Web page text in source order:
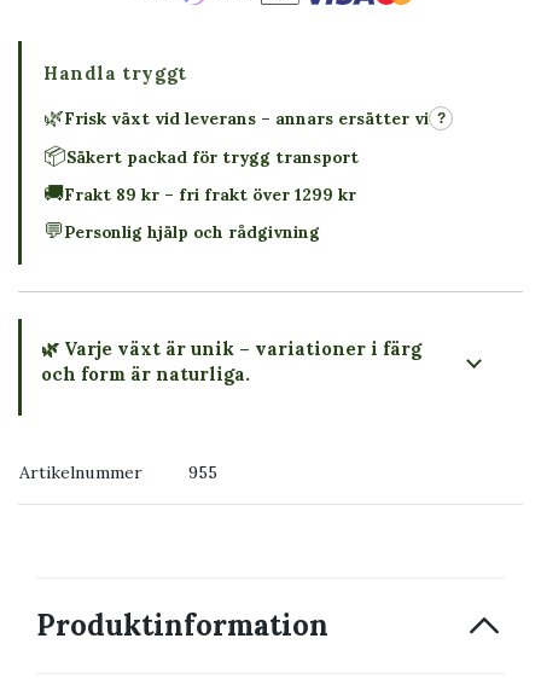
Handla tryggt
🌿Frisk växt vid leverans – annars ersätter vi ?
📦Säkert packad för trygg transport
🚚Frakt 89 kr – fri frakt över 1299 kr
💬Personlig hjälp och rådgivning
🌿 Varje växt är unik – variationer i färg
och form är naturliga.
Artikelnummer 955
Produktinformation